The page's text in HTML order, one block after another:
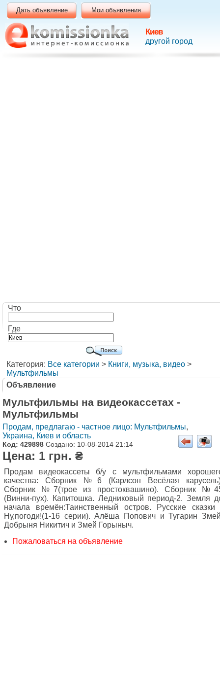
Киев
другой город
Дать объявление Мои объявления
Что
Где
Категория: Все категории > Книги, музыка, видео >
Мультфильмы
Объявление
Мультфильмы на видеокассетах -
Мультфильмы
Продам, предлагаю - частное лицо: Мультфильмы,
Украина, Киев и область
Код: 429898 Создано: 10-08-2014 21:14
Цена: 1 грн. ₴
Продам видеокассеты б/у с мультфильмами
качества: Сборник №6 (Карлсон Весёлая
Сборник №7(трое из простоквашино). Сборник
(Винни-пух). Капитошка. Ледниковый период-2. Земля
начала времён:Таинственный остров. Русские сказки
Ну,погоди!(1-16 серии). Алёша Попович и Тугарин
Добрыня Никитич и Змей Горыныч.
Пожаловаться на объявление